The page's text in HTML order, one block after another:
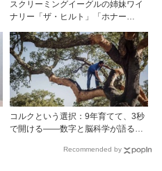
スクリーミングイーグルの姉妹ワイ
ナリー「ザ・ヒルト」「ホナー
るマット・デニス氏が造る、畑のテ
ロワールを反映した透明感のあるワ
イン
コルクという選択：9年育てて、3秒
で開ける——数字と脳科学が語る栓
Recommended by